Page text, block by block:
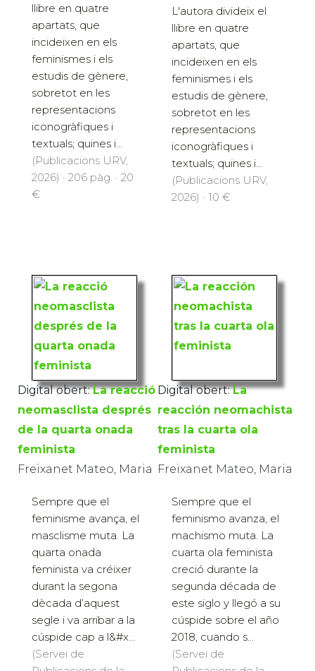
llibre en quatre
apartats, que
incideixen en els
feminismes i els
estudis de gènere,
sobretot en les
representacions
iconogràfiques i
textuals; quines i...
(Publicacions URV,
2026) · 206 pàg. · 20
€
L'autora divideix el
llibre en quatre
apartats, que
incideixen en els
feminismes i els
estudis de gènere,
sobretot en les
representacions
iconogràfiques i
textuals; quines i...
(Publicacions URV,
2026) · 10 €
Digital obert: La reacció
neomasclista després
de la quarta onada
feminista
Freixanet Mateo, Maria
Sempre que el
feminisme avança, el
masclisme muta. La
quarta onada
feminista va créixer
durant la segona
dècada d’aquest
segle i va arribar a la
cúspide cap a l&#x...
(Servei de
Digital obert: La
reacción neomachista
tras la cuarta ola
feminista
Freixanet Mateo, Maria
Siempre que el
feminismo avanza, el
machismo muta. La
cuarta ola feminista
creció durante la
segunda década de
este siglo y llegó a su
cúspide sobre el año
2018, cuando s...
(Servei de